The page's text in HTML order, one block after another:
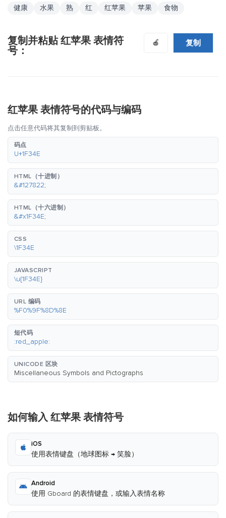
健康 水果 熟 红 红苹果 苹果 食物
复制并粘贴 红苹果 表情符
号：
🍎 复制
红苹果 表情符号的代码与编码
点击任意代码将其复制到剪贴板。
码点
U+1F34E
HTML（十进制）
&#127822;
HTML（十六进制）
&#x1F34E;
CSS
\1F34E
JAVASCRIPT
\u{1F34E}
URL 编码
%F0%9F%8D%8E
短代码
:red_apple:
UNICODE 区块
Miscellaneous Symbols and Pictographs
如何输入 红苹果 表情符号
iOS
使用表情键盘（地球图标 → 笑脸）
Android
使用 Gboard 的表情键盘，或输入表情名称